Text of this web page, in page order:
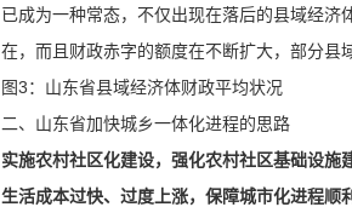
已成为一种常态，不仅出现在落后的县域经
在，而且财政赤字的额度在不断扩大，部分县
图3：山东省县域经济体财政平均状况
二、山东省加快城乡一体化进程的思路
实施农村社区化建设，强化农村社区基础设
生活成本过快、过度上涨，保障城市化进程